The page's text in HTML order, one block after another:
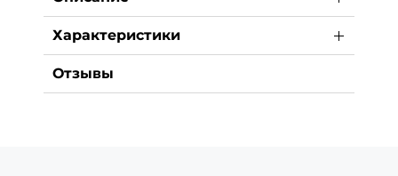
Характеристики
Отзывы